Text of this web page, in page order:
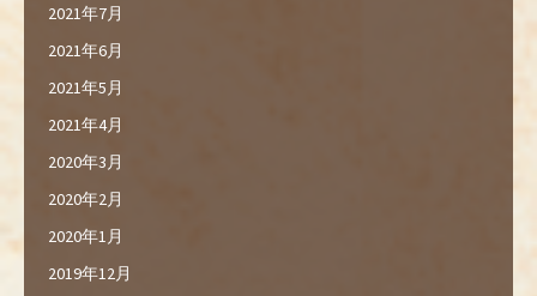
2021年7月
2021年6月
2021年5月
2021年4月
2020年3月
2020年2月
2020年1月
2019年12月